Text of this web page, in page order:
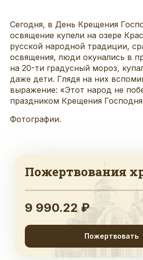
Сегодня, в День Крещения
освящение купели на озере
русской народной традиции,
освящения, люди окунались в
на 20-ти градусный мороз,
даже дети. Глядя на них
выражение: «Этот народ не
праздником Крещения
Фотографии.
Пожертвования
9 990.22 ₽
Пожертвовать